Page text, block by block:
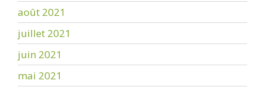
août 2021
juillet 2021
juin 2021
mai 2021